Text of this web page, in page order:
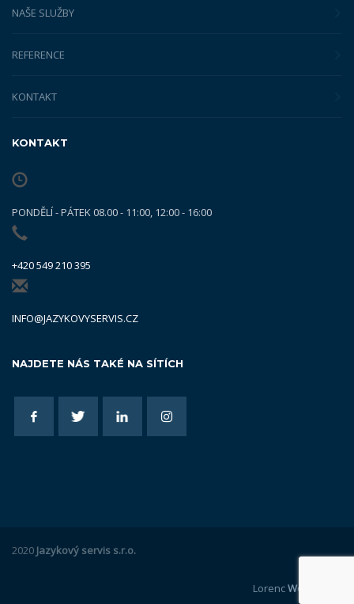
NAŠE SLUŽBY
REFERENCE
KONTAKT
KONTAKT
PONDĚLÍ - PÁTEK 08.00 - 11:00, 12:00 - 16:00
+420 549 210 395
INFO@JAZYKOVYSERVIS.CZ
NAJDETE NÁS TAKÉ NA SÍTÍCH
2020 Jazykový servis s.r.o.
LorencWebdesign